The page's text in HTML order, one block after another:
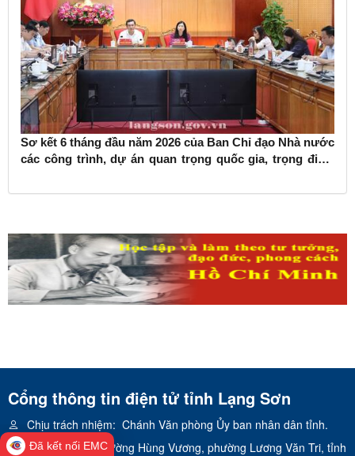
Sơ kết 6 tháng đầu năm 2026 của Ban Chỉ đạo Nhà nước
các công trình, dự án quan trọng quốc gia, trọng điểm
Cổng thông tin điện tử tỉnh Lạng Sơn
Chịu trách nhiệm: Chánh Văn phòng Ủy ban nhân dân tỉnh.
Địa chỉ: Số 02 đường Hùng Vương, phường Lương Văn Tri, tỉnh
Đã kết nối EMC